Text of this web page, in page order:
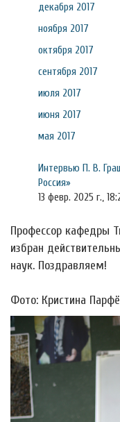
декабря 2017
ноября 2017
октября 2017
сентября 2017
июля 2017
июня 2017
мая 2017
Интервью П. В.
Россия»
13 февр. 2025 г.,
Профессор кафедры
избран
наук. Поздравляем!
Фото: Кристина